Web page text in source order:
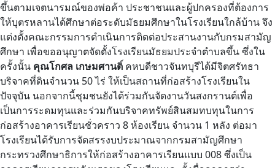
ขึ้นตามเจตนารมณ์ของพ่อค้า ประชาชนและผู้ปกครองที่ต้องการ
ให้บุตรหลานได้ศึกษาต่อระดับมัธยมศึกษาในโรงเรียนใกล้บ้าน จึง
แต่งตั้งคณะกรรมการดำเนินการติดต่อประสานงานกับกรมสามัญ
ศึกษา เพื่อขออนุญาตจัดตั้งโรงเรียนมัธยมประจำตำบลขึ้น ซึ่งใน
ครั้งนั้น คุณโกศล เกษมศานต คหบดีชาวจันทบุรีได้มีจิตศรัทธา
บริจาคที่ดินจำนวน 50 ไร่ ให้เป็นสถานที่ก่อสร้างโรงเรียนใน
ปัจจุบัน นอกจากนี้ชุมชนยังได้ร่วมกันจัดงานวันสงกรานต์เพื่อ
เป็นการระดมทุนและร่วมกันบริจาคทรัพย์สินสมทบทุนในการ
ก่อสร้างอาคารเรียนชั่วคราว 8 ห้องเรียน จำนวน 1 หลัง ต่อมา
โรงเรียนได้รับการจัดสรรงบประมาณจากกรมสามัญศึกษา
กระทรวงศึกษาธิการให้ก่อสร้างอาคารเรียนแบบ 008 ซึ่งเป็น